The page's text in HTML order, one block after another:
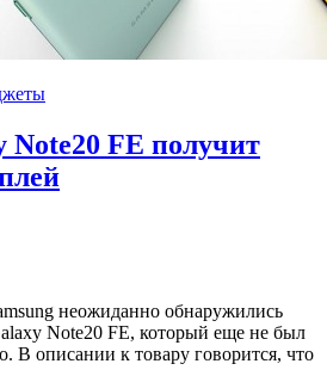
Note20 FE получит
неожиданно обнаружились
Note20 FE, который еще не был
В описании к товару говорится, что